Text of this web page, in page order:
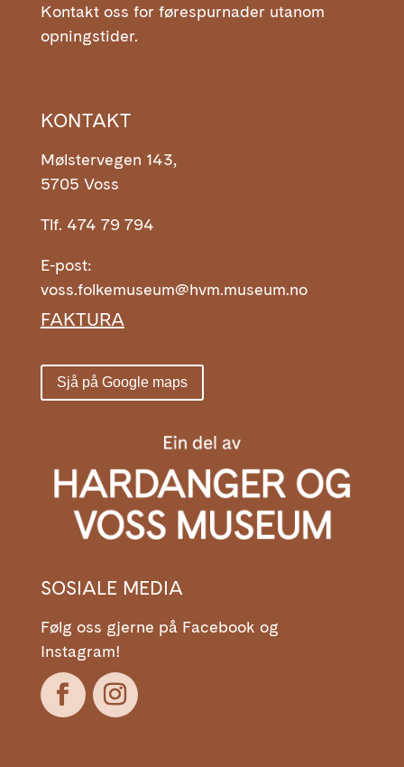
Kontakt oss for førespurnader utanom
opningstider.
KONTAKT
Mølstervegen 143,
5705 Voss
Tlf. 474 79 794
E-post:
voss.folkemuseum@hvm.museum.no
FAKTURA
Sjå på Google maps
SOSIALE MEDIA
Følg oss gjerne på Facebook og
Instagram!